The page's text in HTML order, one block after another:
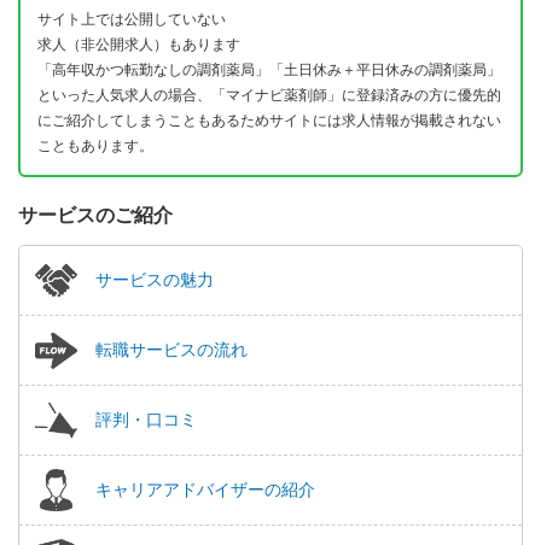
サイト上では公開していない
求人（非公開求人）もあります
「高年収かつ転勤なしの調剤薬局」「土日休み＋平日休みの調剤薬局」
といった人気求人の場合、「マイナビ薬剤師」に登録済みの方に優先的
にご紹介してしまうこともあるためサイトには求人情報が掲載されない
こともあります。
サービスのご紹介
サービスの魅力
転職サービスの流れ
評判・口コミ
キャリアアドバイザーの紹介